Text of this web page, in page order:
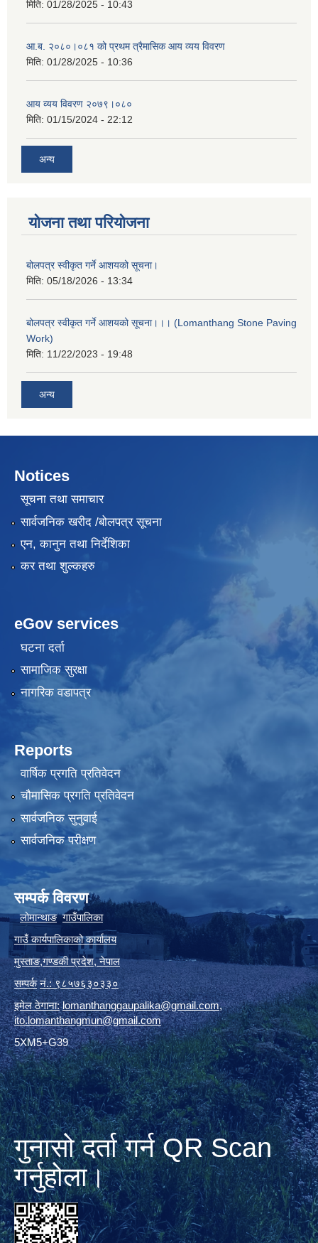
मिति: 01/28/2025 - 10:43
आ.ब. २०८०।०८१ को प्रथम त्रैमासिक आय व्यय विवरण
मिति: 01/28/2025 - 10:36
आय व्यय विवरण २०७९।०८०
मिति: 01/15/2024 - 22:12
अन्य
योजना तथा परियोजना
बोलपत्र स्वीकृत गर्ने आशयको सूचना।
मिति: 05/18/2026 - 13:34
बोलपत्र स्वीकृत गर्ने आशयको सूचना।।। (Lomanthang Stone Paving
Work)
मिति: 11/22/2023 - 19:48
अन्य
Notices
सूचना तथा समाचार
सार्वजनिक खरीद /बोलपत्र सूचना
एन, कानुन तथा निर्देशिका
कर तथा शुल्कहरु
eGov services
घटना दर्ता
सामाजिक सुरक्षा
नागरिक वडापत्र
Reports
वार्षिक प्रगति प्रतिवेदन
चौमासिक प्रगति प्रतिवेदन
सार्वजनिक सुनुवाई
सार्वजनिक परीक्षण
सम्पर्क विवरण
लोमान्थाङ गाउँपालिका
गाउँ कार्यपालिकाको कार्यालय
मुस्ताङ,गण्डकी प्रदेश,नेपाल
सम्पर्क नं.: ९८५७६३०३३०
इमेल ठेगाना: lomanthanggaupalika@gmail.com,
ito.lomanthangmun@gmail.com
5XM5+G39
गुनासो दर्ता गर्न QR Scan
गर्नुहोला।